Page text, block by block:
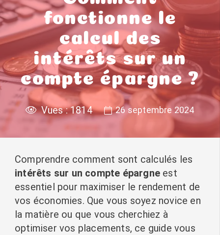
fonctionne le
calcul des
intérêts sur un
compte épargne ?
Vues :1814 26 septembre 2024
Comprendre comment sont calculés les
intérêts sur un compte épargne est
essentiel pour maximiser le rendement de
vos économies. Que vous soyez novice en
la matière ou que vous cherchiez à
optimiser vos placements, ce guide vous